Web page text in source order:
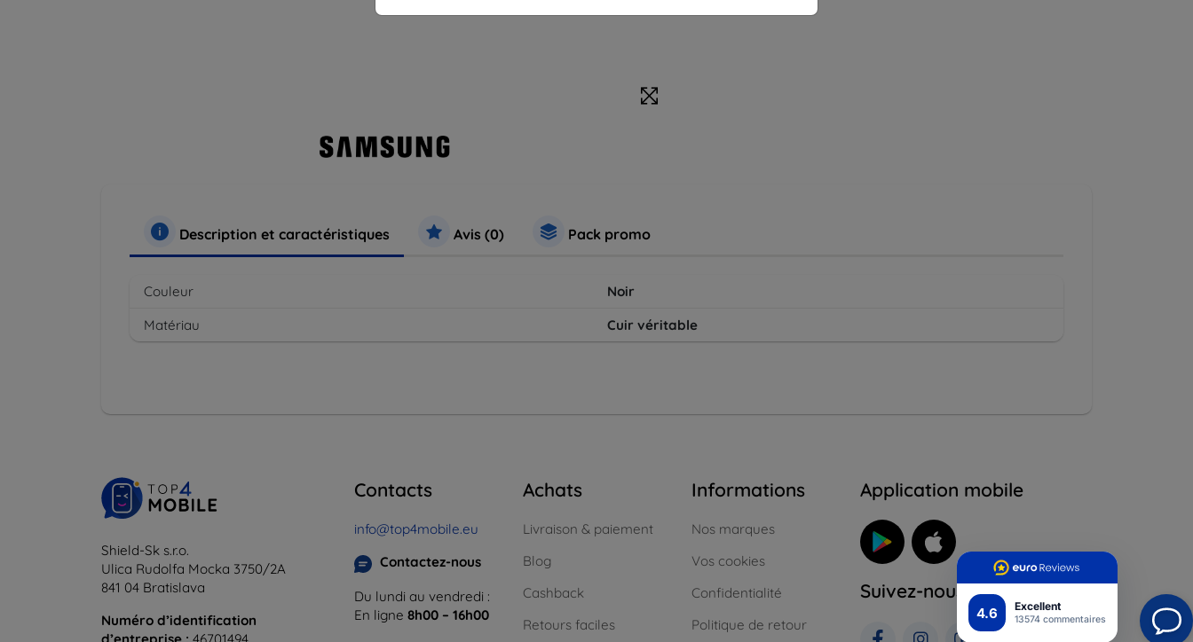
4.6 Excellent
13574 commentaires
Description et caractéristiques Avis (0) Pack promo
Couleur
Noir
Matériau
Cuir véritable
Shield-Sk s.r.o.
Ulica Rudolfa Mocka 3750/2A
841 04 Bratislava
Numéro d’identification
Contacts
info@top4mobile.eu
Contactez-nous
Du lundi au vendredi :
En ligne 8h00 – 16h00
Achats
Livraison & paiement
Blog
Cashback
Retours faciles
Informations
Nos marques
Vos cookies
Confidentialité
Politique de retour
Application mobile
Suivez-nous